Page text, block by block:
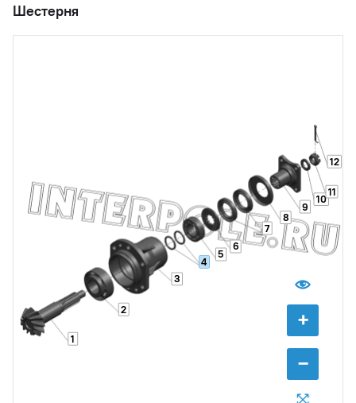
Шестерня
+
−
1
2
3
4
5
6
7
8
9
10
11
12